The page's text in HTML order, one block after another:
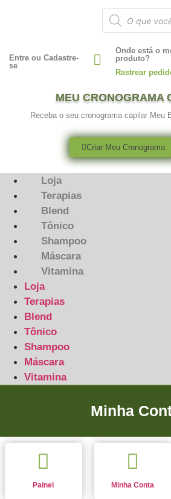
Entre ou Cadastre-
se
Onde está o
produto?
Rastrear
MEU CRONOGRAMA
Receba o seu cronograma capilar Meu
Criar Meu Cronograma
Loja
Terapias
Blend
Tônico
Shampoo
Máscara
Vitamina
Loja
Terapias
Blend
Tônico
Shampoo
Máscara
Vitamina
Minha
Painel Minha Conta